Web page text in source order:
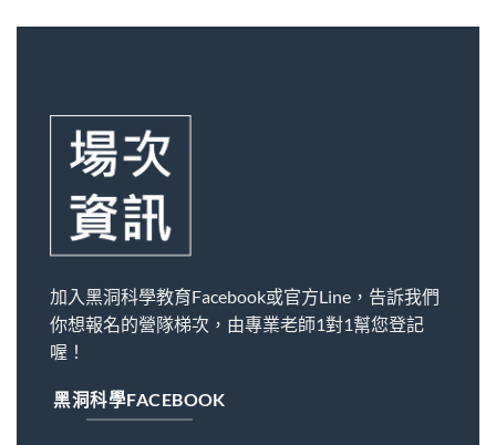
加入黑洞科學教育Facebook或官方Line，告訴我們
你想報名的營隊梯次，由專業老師1對1幫您登記
喔！
黑洞科學FACEBOOK